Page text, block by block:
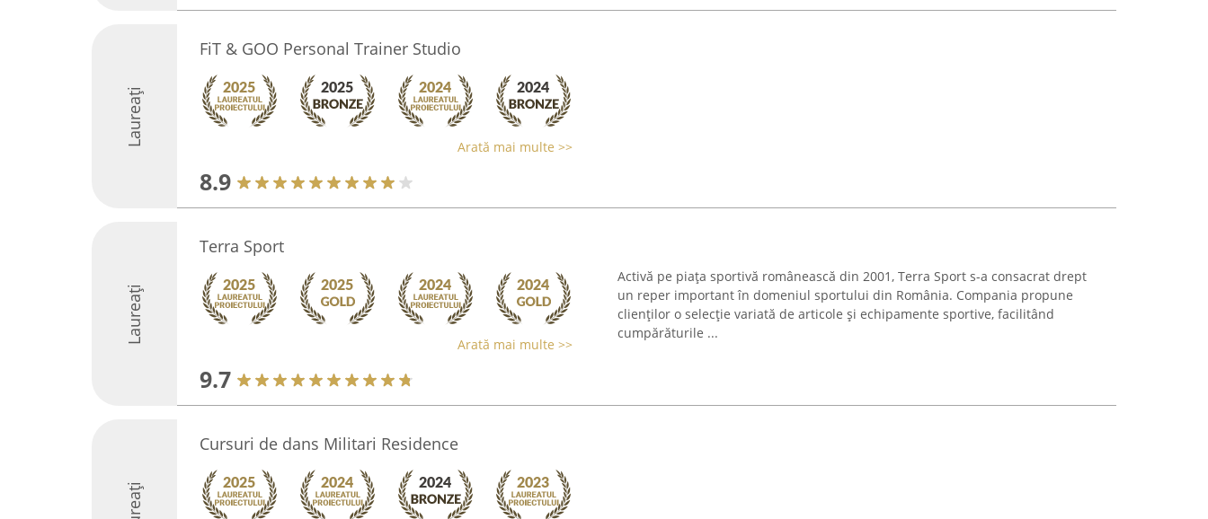
Laureați
FiT & GOO Personal Trainer Studio
Arată mai multe >>
8.9
Laureați
Terra Sport
Arată mai multe >>
9.7
Activă pe piața sportivă românească din 2001, Terra Sport s-a consacrat drept
un reper important în domeniul sportului din România. Compania propune
clienților o selecție variată de articole și echipamente sportive, facilitând
cumpărăturile ...
Cursuri de dans Militari Residence